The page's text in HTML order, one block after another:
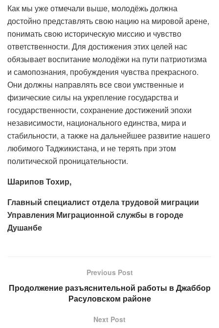
Как мы уже отмечали выше, молодёжь должна
достойно представлять свою нацию на мировой арене,
понимать свою историческую миссию и чувство
ответственности. Для достижения этих целей нас
обязывает воспитание молодёжи на пути патриотизма
и самопознания, пробуждения чувства прекрасного.
Они должны направлять все свои умственные и
физические силы на укрепление государства и
государственности, сохранение достижений эпохи
независимости, национального единства, мира и
стабильности, а также на дальнейшее развитие нашего
любимого Таджикистана, и не терять при этом
политической проницательности.
Шарипов Тохир,
Главный специалист отдела трудовой миграции
Управления Миграционной службы в городе
Душанбе
Previous Post
Продолжение разъяснительной работы в Джаббор
Расуловском районе
Next Post